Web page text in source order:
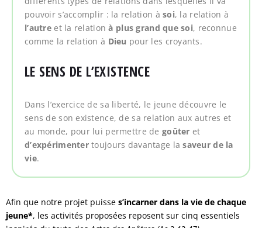
pouvoir s’accomplir : la relation àsoi, la relation à
l’autreet la relation à plus grand que soi, reconnue
comme la relation à Dieu pour les croyants.
LE SENS DE L’EXISTENCE
Dans l’exercice de sa liberté, le jeune découvre le
sens de son existence, de sa relation aux autres et
au monde, pour lui permettre de goûter et
d’expérimentertoujours davantage la saveur de la
vie.
Afin que notre projet puisse s’incarner dans la vie de chaque
jeune*, les activités proposées reposent sur cinq essentiels